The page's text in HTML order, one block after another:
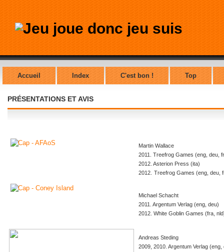
Accueil Index C'est bon ! Top
PRÉSENTATIONS ET AVIS
Martin Wallace
2011. Treefrog Games (eng, deu,
2012. Asterion Press (ita)
2012. Treefrog Games (eng, deu,
Michael Schacht
2011. Argentum Verlag (eng, deu)
2012. White Goblin Games (fra,
Andreas Steding
2009, 2010. Argentum Verlag (eng,